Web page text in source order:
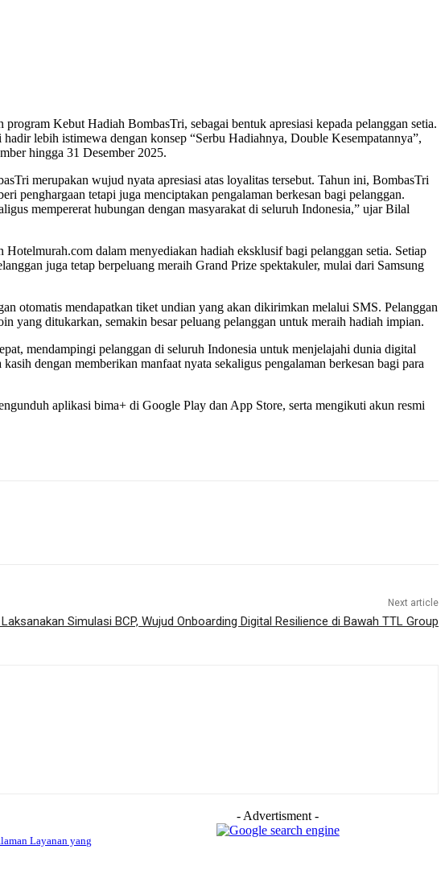
Kebut Hadiah BombasTri, sebagai bentuk apresiasi kepada pelanggan setia.
lebih istimewa dengan konsep “Serbu Hadiahnya, Double Kesempatannya”,
hingga 31 Desember 2025.
merupakan wujud nyata apresiasi atas loyalitas tersebut. Tahun ini, BombasTri
penghargaan tetapi juga menciptakan pengalaman berkesan bagi pelanggan.
mempererat hubungan dengan masyarakat di seluruh Indonesia,” ujar Bilal
dalam menyediakan hadiah eksklusif bagi pelanggan setia. Setiap
juga tetap berpeluang meraih Grand Prize spektakuler, mulai dari Samsung
otomatis mendapatkan tiket undian yang akan dikirimkan melalui SMS. Pelanggan
yang ditukarkan, semakin besar peluang pelanggan untuk meraih hadiah impian.
mendampingi pelanggan di seluruh Indonesia untuk menjelajahi dunia digital
dengan memberikan manfaat nyata sekaligus pengalaman berkesan bagi para
aplikasi bima+ di Google Play dan App Store, serta mengikuti akun resmi
Next article
Simulasi BCP, Wujud Onboarding Digital Resilience di Bawah TTL Group
Layanan yang
- Advertisment -